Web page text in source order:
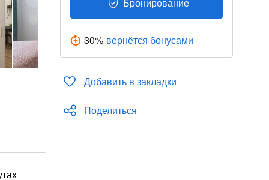
30% вернётся бонусами
Добавить в закладки
Поделиться